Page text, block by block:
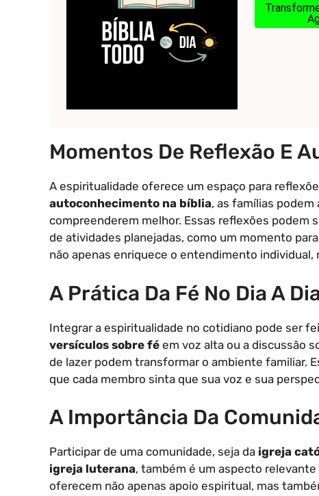
Momentos De Reflexão E
A espiritualidade oferece um espaço para
autoconhecimento na bíblia, as famílias
compreenderem melhor. Essas reflexões podem
de atividades planejadas, como um momento
não apenas enriquece o entendimento
A Prática Da Fé No Dia A
Integrar a espiritualidade no cotidiano pode ser
versículos sobre fé em voz alta ou a discussão
de lazer podem transformar o ambiente familiar.
que cada membro sinta que sua voz e sua
A Importância Da
Participar de uma comunidade, seja da igreja
igreja luterana, também é um aspecto
oferecem não apenas apoio espiritual, mas